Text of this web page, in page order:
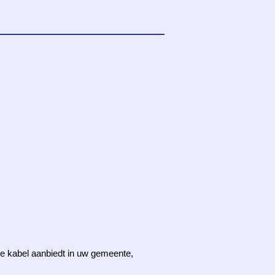
kabel aanbiedt in uw gemeente,